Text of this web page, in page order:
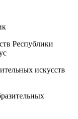
Республики
искусств